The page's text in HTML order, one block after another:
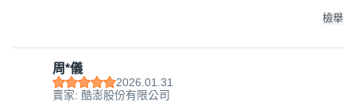
檢舉
周*儀
2026.01.31
賣家: 酷澎股份有限公司